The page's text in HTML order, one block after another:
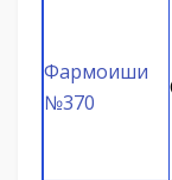
Фармоиши
№370